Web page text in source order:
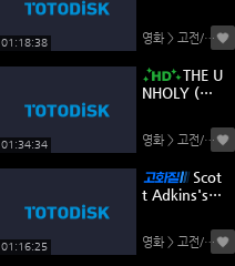
01:18:38
러)_Sci-Fi H
orror
영화 > 고전/명작
01:34:34
THE U
NHOLY (부
ckbuster Su
pernatural영화 > 고전/명작
01:16:25
Scot
t Adkins's A
폭행)
영화 > 고전/명작